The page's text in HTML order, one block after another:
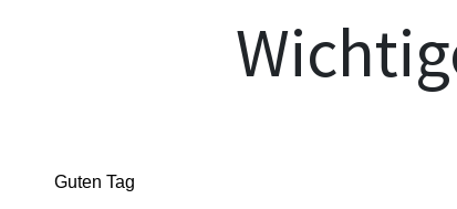
Guten Tag